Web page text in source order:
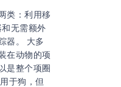
类：利用移
无需额外
器。 大多
在动物的项
是整个项圈
于狗，但